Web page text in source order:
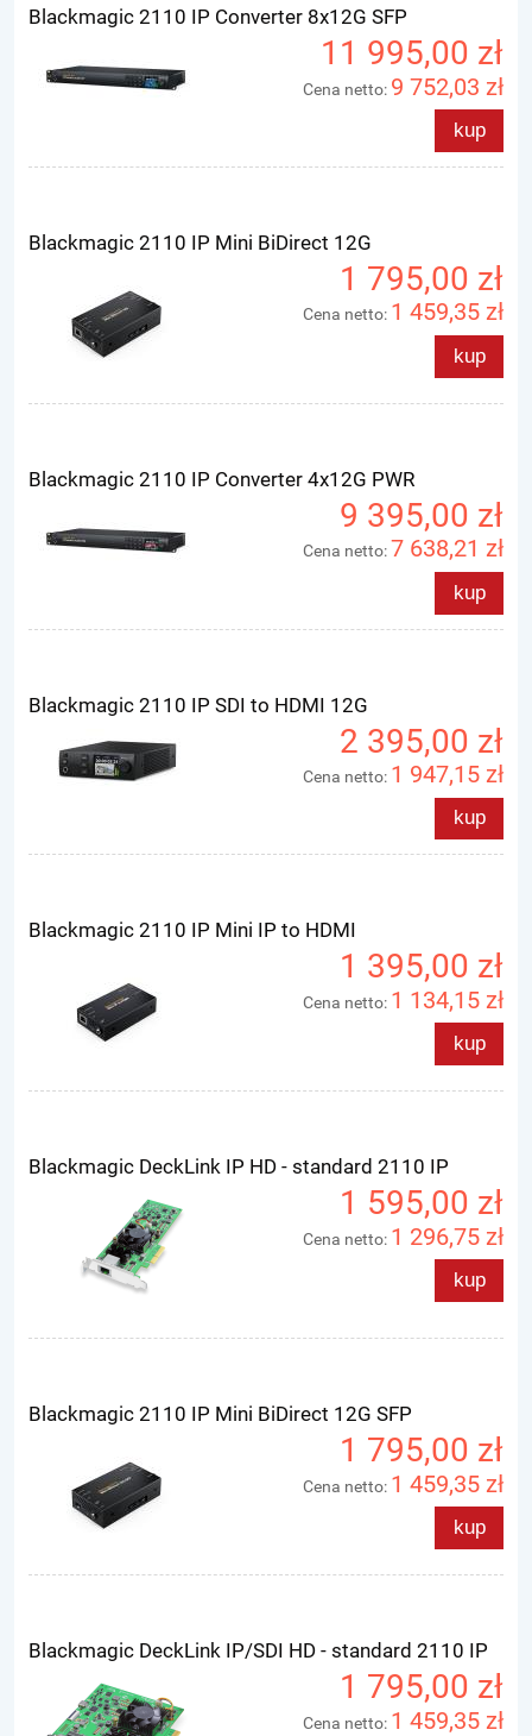
Blackmagic 2110 IP Converter 8x12G SFP
11 995,00 zł
Cena netto: 9 752,03 zł
kup
Blackmagic 2110 IP Mini BiDirect 12G
1 795,00 zł
Cena netto: 1 459,35 zł
kup
Blackmagic 2110 IP Converter 4x12G PWR
9 395,00 zł
Cena netto:7 638,21 zł
kup
Blackmagic 2110 IP SDI to HDMI 12G
2 395,00 zł
Cena netto: 1 947,15 zł
kup
Blackmagic 2110 IP Mini IP to HDMI
1 395,00 zł
Cena netto: 1 134,15 zł
kup
Blackmagic DeckLink IP HD - standard 2110 IP
1 595,00 zł
Cena netto: 1 296,75 zł
kup
Blackmagic 2110 IP Mini BiDirect 12G SFP
1 795,00 zł
Cena netto: 1 459,35 zł
kup
Blackmagic DeckLink IP/SDI HD - standard 2110 IP
1 795,00 zł
Cena netto: 1 459,35 zł